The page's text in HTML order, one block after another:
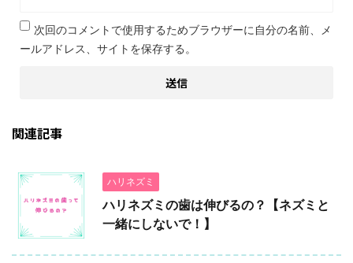
次回のコメントで使用するためブラウザーに自分の名前、メ
ールアドレス、サイトを保存する。
関連記事
ハリネズミ
ハリネズミの歯は伸びるの？【ネズミと
一緒にしないで！】